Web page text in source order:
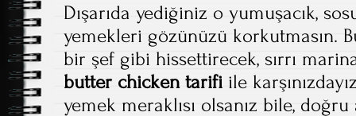
Dışarıda yediğiniz o yumuşacık,
yemekleri gözünüzü korkutmasın.
bir şef gibi hissettirecek, sırrı
butter chicken tarifi ile
yemek meraklısı olsanız bile,